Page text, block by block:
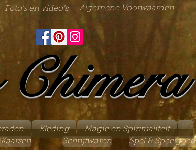
Foto's en video's Algemene Voorwaarden
Kleding
Magie en Spiritualiteit
Schrijfwaren Spel & Speelgoed